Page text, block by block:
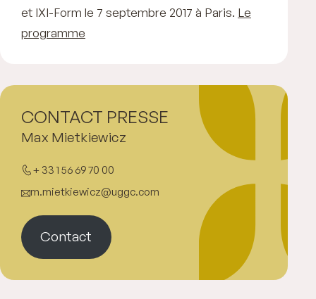
et IXI-Form le 7 septembre 2017 à Paris. Le
programme
Max Mietkiewicz
+ 33 1 56 69 70 00
m.mietkiewicz@uggc.com
Contact
CONTACT PRESSE